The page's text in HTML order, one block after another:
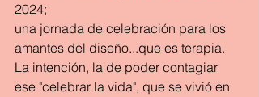
2024;
una jornada de celebración para los
amantes del diseño...que es terapia.
La intención, la de poder contagiar
ese "celebrar la vida", que se vivió en